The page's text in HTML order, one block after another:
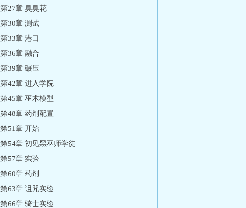
第27章 臭臭花
第30章 测试
第33章 港口
第36章 融合
第39章 碾压
第42章 进入学院
第45章 巫术模型
第48章 药剂配置
第51章 开始
第54章 初见黑巫师学徒
第57章 实验
第60章 药剂
第63章 诅咒实验
第66章 骑士实验